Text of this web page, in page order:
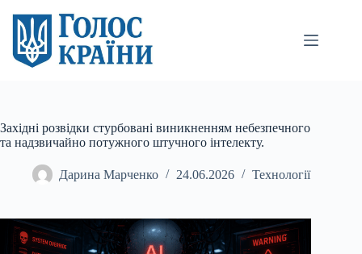
вмісту
Західні розвідки стурбовані виникненням небезпечного
та надзвичайно потужного штучного інтелекту.
Дарина Марченко 24.06.2026 Технології